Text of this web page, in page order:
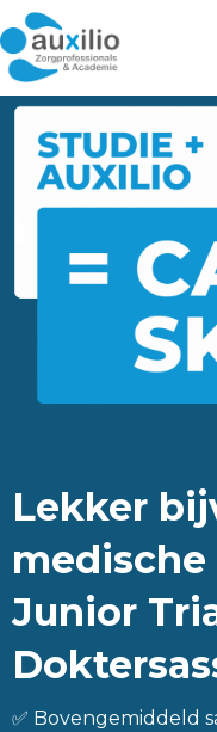
Lekker
Junior
✅ Bovengemiddeld